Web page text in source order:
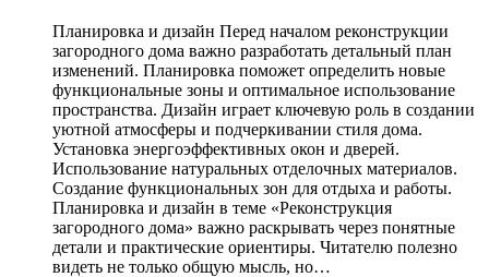
Планировка и дизайн Перед началом реконструкции
загородного дома важно разработать детальный план
изменений. Планировка поможет определить новые
функциональные зоны и оптимальное использование
пространства. Дизайн играет ключевую роль в создании
уютной атмосферы и подчеркивании стиля дома.
Установка энергоэффективных окон и дверей.
Использование натуральных отделочных материалов.
Создание функциональных зон для отдыха и работы.
Планировка и дизайн в теме «Реконструкция
загородного дома» важно раскрывать через понятные
детали и практические ориентиры. Читателю полезно
видеть не только общую мысль, но…